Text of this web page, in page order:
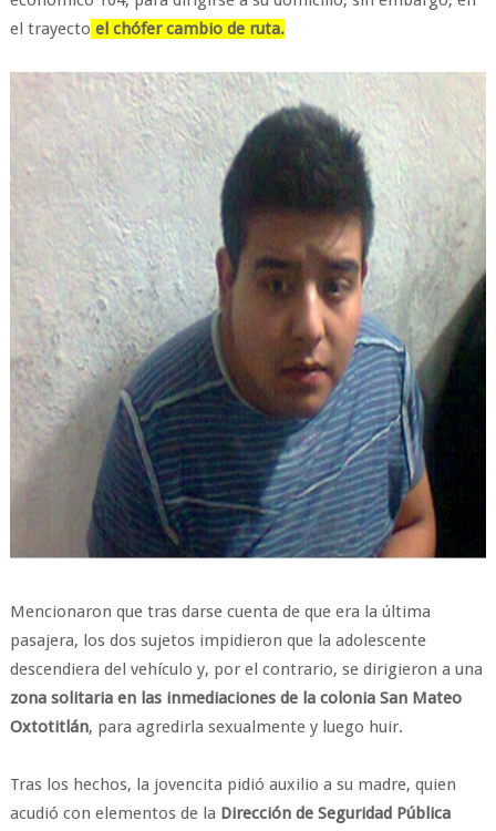
el trayecto el chófer cambio de ruta.
Mencionaron que tras darse cuenta de que era la última
pasajera, los dos sujetos impidieron que la adolescente
descendiera del vehículo y, por el contrario, se dirigieron a una
zona solitaria en las inmediaciones de la colonia San Mateo
Oxtotitlán, para agredirla sexualmente y luego huir.
Tras los hechos, la jovencita pidió auxilio a su madre, quien
acudió con elementos de la Dirección de Seguridad Pública